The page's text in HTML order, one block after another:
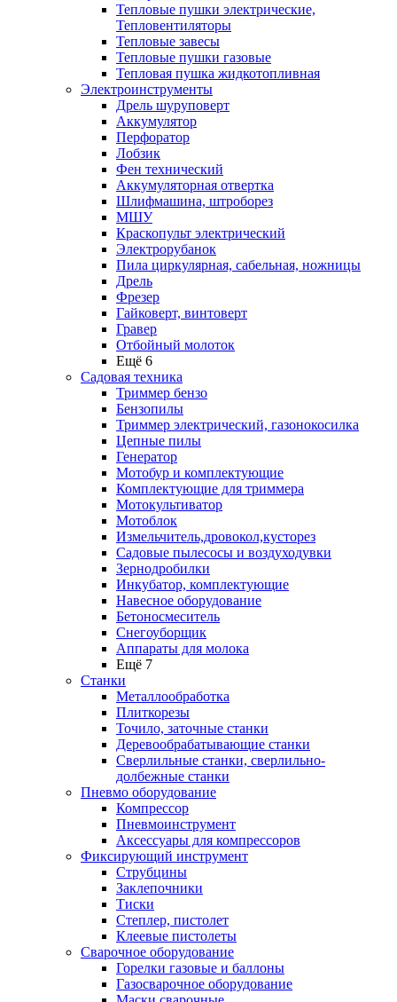
Тепловые пушки электрические,
Тепловентиляторы
Тепловые завесы
Тепловые пушки газовые
Тепловая пушка жидкотопливная
Электроинструменты
Дрель шуруповерт
Аккумулятор
Перфоратор
Лобзик
Фен технический
Аккумуляторная отвертка
Шлифмашина, штроборез
МШУ
Краскопульт электрический
Электрорубанок
Пила циркулярная, сабельная, ножницы
Дрель
Фрезер
Гайковерт, винтоверт
Гравер
Отбойный молоток
Ещё 6
Садовая техника
Триммер бензо
Бензопилы
Триммер электрический, газонокосилка
Цепные пилы
Генератор
Мотобур и комплектующие
Комплектующие для триммера
Мотокультиватор
Мотоблок
Измельчитель,дровокол,кусторез
Садовые пылесосы и воздуходувки
Зернодробилки
Инкубатор, комплектующие
Навесное оборудование
Бетоносмеситель
Снегоуборщик
Аппараты для молока
Ещё 7
Станки
Металлообработка
Плиткорезы
Точило, заточные станки
Деревообрабатывающие станки
Сверлильные станки, сверлильно-
долбежные станки
Пневмо оборудование
Компрессор
Пневмоинструмент
Аксессуары для компрессоров
Фиксирующий инструмент
Струбцины
Заклепочники
Тиски
Степлер, пистолет
Клеевые пистолеты
Сварочное оборудование
Горелки газовые и баллоны
Газосварочное оборудование